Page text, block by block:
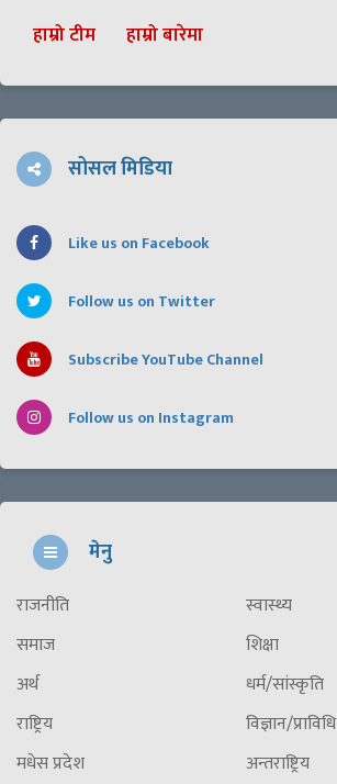
हाम्रो टीम हाम्रो बारेमा
सोसल मिडिया
Like us on Facebook
Follow us on Twitter
Subscribe YouTube Channel
Follow us on Instagram
मेनु
राजनीति
समाज
अर्थ
राष्ट्रिय
मधेस प्रदेश
स्वास्थ्य
शिक्षा
धर्म/सांस्कृति
विज्ञान/प्राविधि
अन्तराष्ट्रिय